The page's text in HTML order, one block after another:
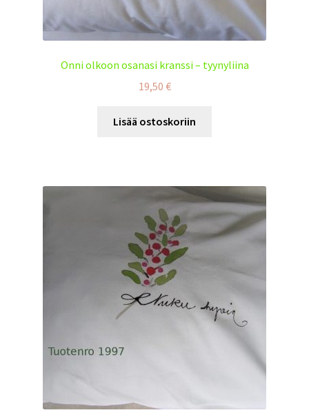
Onni olkoon osanasi kranssi – tyynyliina
19,50 €
Lisää ostoskoriin